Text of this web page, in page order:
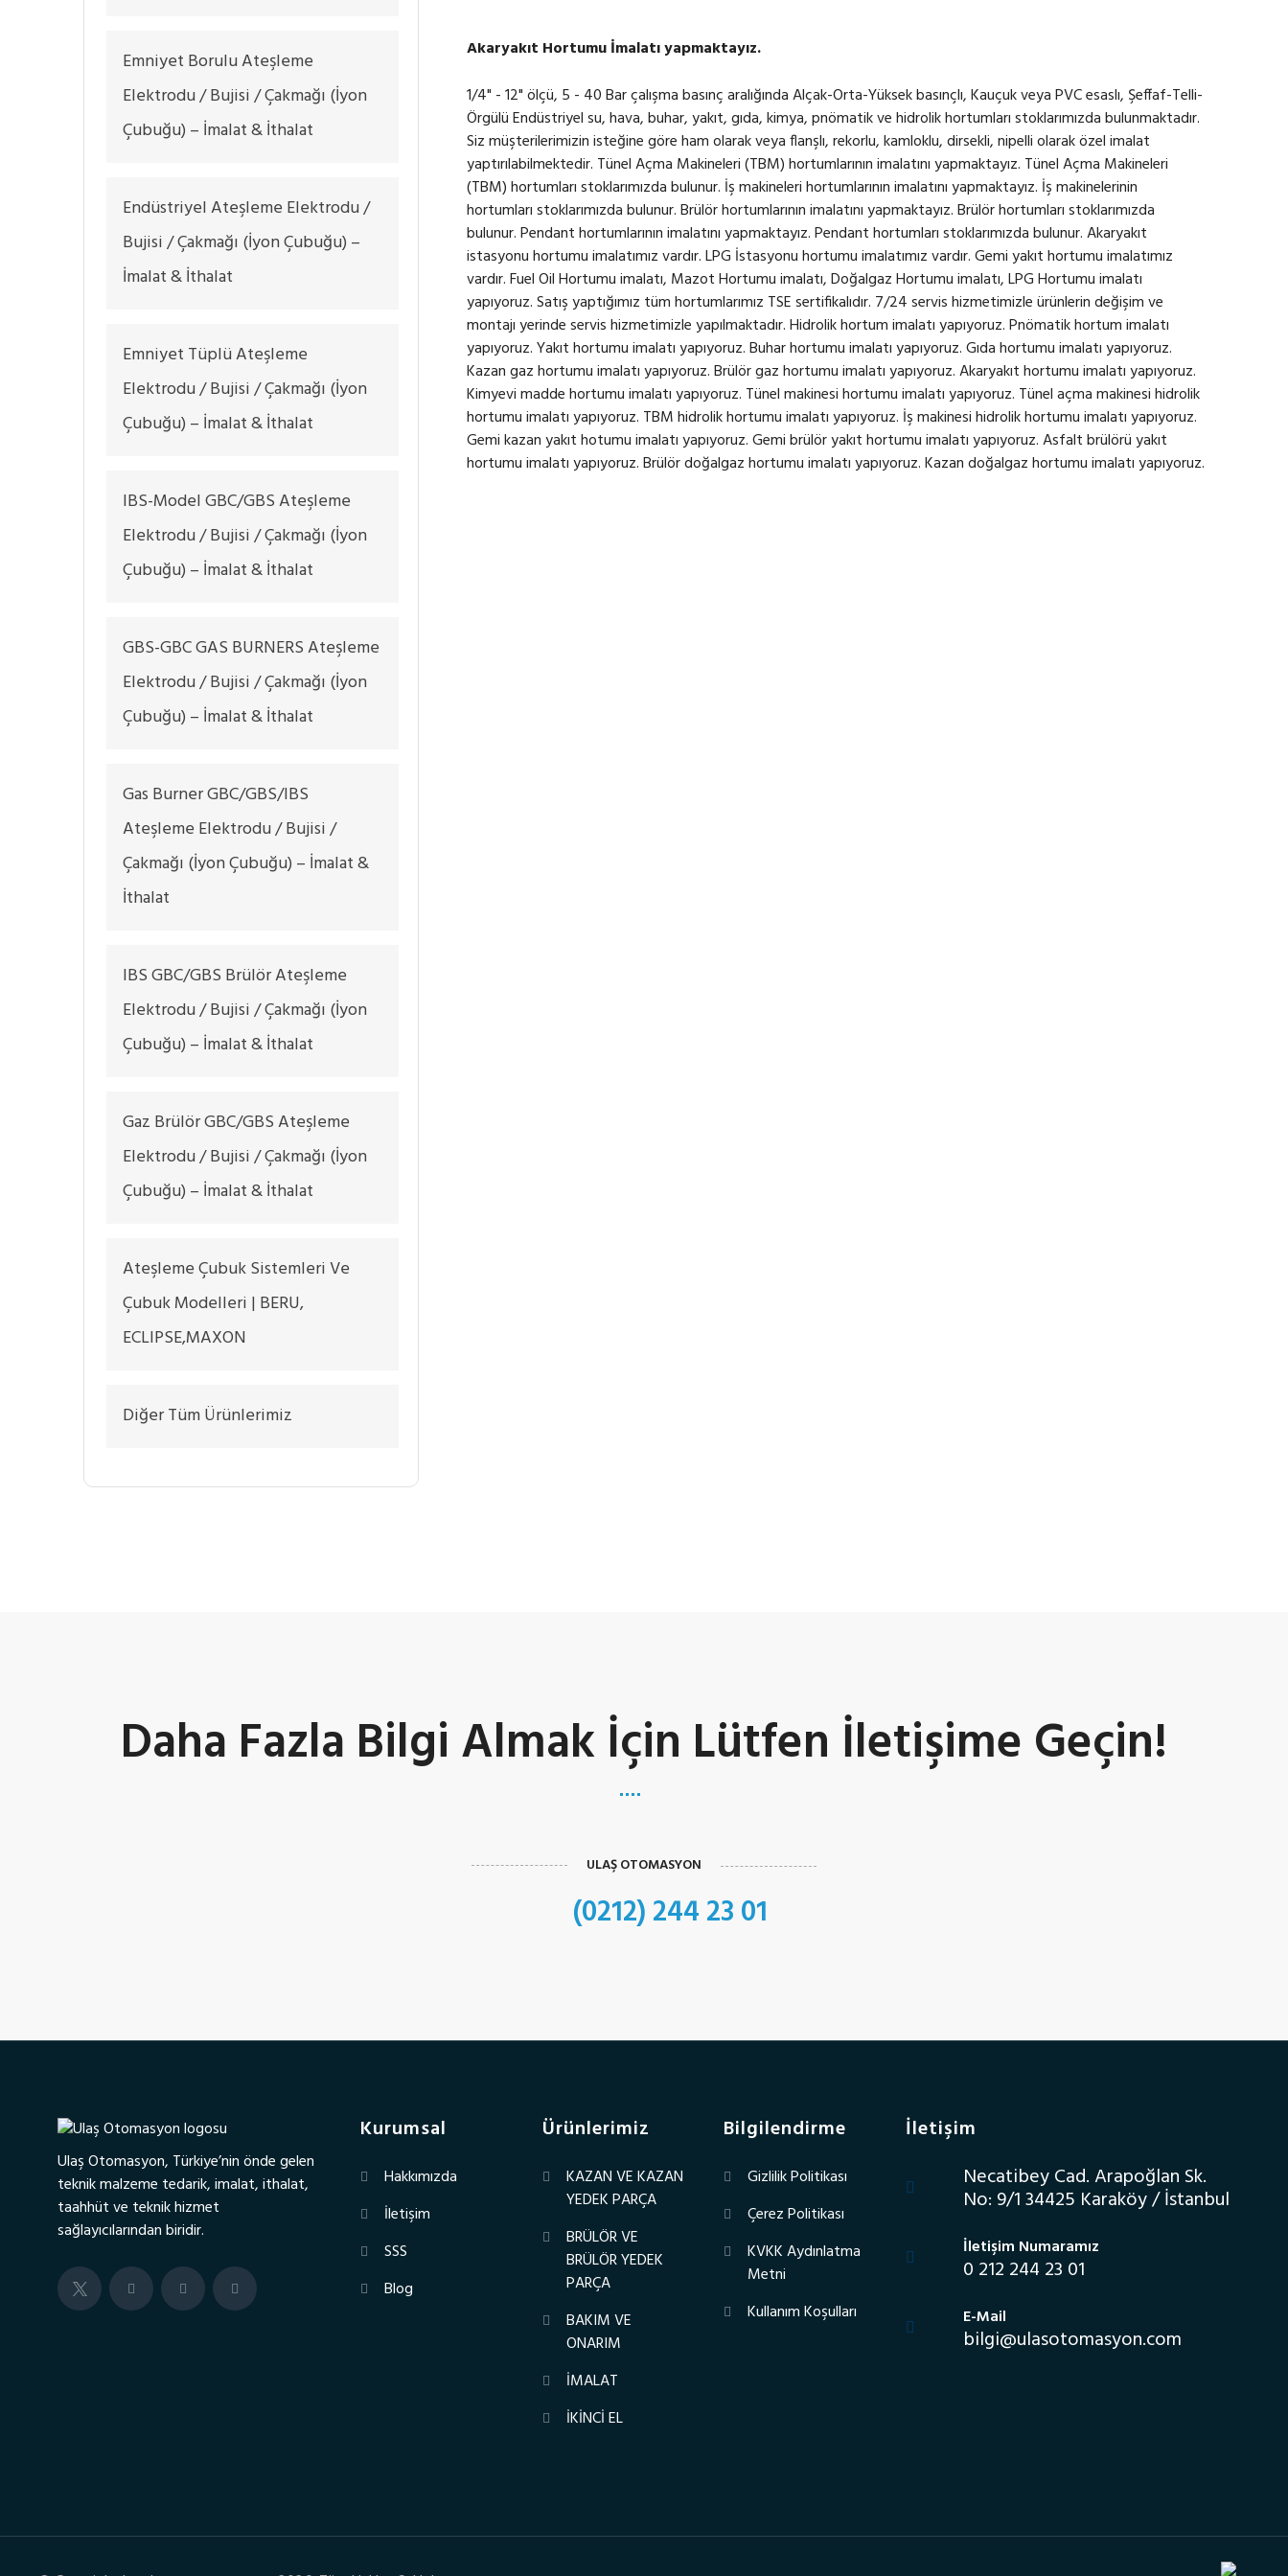
Emniyet Borulu Ateşleme
Elektrodu / Bujisi / Çakmağı (İyon
Çubuğu) – İmalat & İthalat
Endüstriyel Ateşleme Elektrodu /
Bujisi / Çakmağı (İyon Çubuğu) –
İmalat & İthalat
Emniyet Tüplü Ateşleme
Elektrodu / Bujisi / Çakmağı (İyon
Çubuğu) – İmalat & İthalat
IBS-Model GBC/GBS Ateşleme
Elektrodu / Bujisi / Çakmağı (İyon
Çubuğu) – İmalat & İthalat
GBS-GBC GAS BURNERS Ateşleme
Elektrodu / Bujisi / Çakmağı (İyon
Çubuğu) – İmalat & İthalat
Gas Burner GBC/GBS/IBS
Ateşleme Elektrodu / Bujisi /
Çakmağı (İyon Çubuğu) – İmalat &
İthalat
IBS GBC/GBS Brülör Ateşleme
Elektrodu / Bujisi / Çakmağı (İyon
Çubuğu) – İmalat & İthalat
Gaz Brülör GBC/GBS Ateşleme
Elektrodu / Bujisi / Çakmağı (İyon
Çubuğu) – İmalat & İthalat
Ateşleme Çubuk Sistemleri Ve
Çubuk Modelleri | BERU,
ECLIPSE,MAXON
Diğer Tüm Ürünlerimiz
Akaryakıt Hortumu İmalatı yapmaktayız.
1/4" - 12" ölçü, 5 - 40 Bar çalışma basınç aralığında Alçak-Orta-Yüksek basınçlı, Kauçuk veya PVC esaslı, Şeffaf-Telli-
Örgülü Endüstriyel su, hava, buhar, yakıt, gıda, kimya, pnömatik ve hidrolik hortumları stoklarımızda bulunmaktadır.
Siz müşterilerimizin isteğine göre ham olarak veya flanşlı, rekorlu, kamloklu, dirsekli, nipelli olarak özel imalat
yaptırılabilmektedir. Tünel Açma Makineleri (TBM) hortumlarının imalatını yapmaktayız. Tünel Açma Makineleri
(TBM) hortumları stoklarımızda bulunur. İş makineleri hortumlarının imalatını yapmaktayız. İş makinelerinin
hortumları stoklarımızda bulunur. Brülör hortumlarının imalatını yapmaktayız. Brülör hortumları stoklarımızda
bulunur. Pendant hortumlarının imalatını yapmaktayız. Pendant hortumları stoklarımızda bulunur. Akaryakıt
istasyonu hortumu imalatımız vardır. LPG İstasyonu hortumu imalatımız vardır. Gemi yakıt hortumu imalatımız
vardır. Fuel Oil Hortumu imalatı, Mazot Hortumu imalatı, Doğalgaz Hortumu imalatı, LPG Hortumu imalatı
yapıyoruz. Satış yaptığımız tüm hortumlarımız TSE sertifikalıdır. 7/24 servis hizmetimizle ürünlerin değişim ve
montajı yerinde servis hizmetimizle yapılmaktadır. Hidrolik hortum imalatı yapıyoruz. Pnömatik hortum imalatı
yapıyoruz. Yakıt hortumu imalatı yapıyoruz. Buhar hortumu imalatı yapıyoruz. Gıda hortumu imalatı yapıyoruz.
Kazan gaz hortumu imalatı yapıyoruz. Brülör gaz hortumu imalatı yapıyoruz. Akaryakıt hortumu imalatı yapıyoruz.
Kimyevi madde hortumu imalatı yapıyoruz. Tünel makinesi hortumu imalatı yapıyoruz. Tünel açma makinesi hidrolik
hortumu imalatı yapıyoruz. TBM hidrolik hortumu imalatı yapıyoruz. İş makinesi hidrolik hortumu imalatı yapıyoruz.
Gemi kazan yakıt hotumu imalatı yapıyoruz. Gemi brülör yakıt hortumu imalatı yapıyoruz. Asfalt brülörü yakıt
hortumu imalatı yapıyoruz. Brülör doğalgaz hortumu imalatı yapıyoruz. Kazan doğalgaz hortumu imalatı yapıyoruz.
Daha Fazla Bilgi Almak İçin Lütfen İletişime Geçin!
ULAŞ OTOMASYON
(0212) 244 23 01
Ulaş Otomasyon, Türkiye’nin önde gelen
teknik malzeme tedarik, imalat, ithalat,
taahhüt ve teknik hizmet
sağlayıcılarından biridir.
Kurumsal
Hakkımızda
İletişim
SSS
Blog
Ürünlerimiz
KAZAN VE KAZAN
YEDEK PARÇA
BRÜLÖR VE
BRÜLÖR YEDEK
PARÇA
BAKIM VE
ONARIM
İMALAT
İKİNCİ EL
Bilgilendirme
Gizlilik Politikası
Çerez Politikası
KVKK Aydınlatma
Metni
Kullanım Koşulları
İletişim
Necatibey Cad. Arapoğlan Sk.
No: 9/1 34425 Karaköy / İstanbul
İletişim Numaramız
0 212 244 23 01
E-Mail
bilgi@ulasotomasyon.com